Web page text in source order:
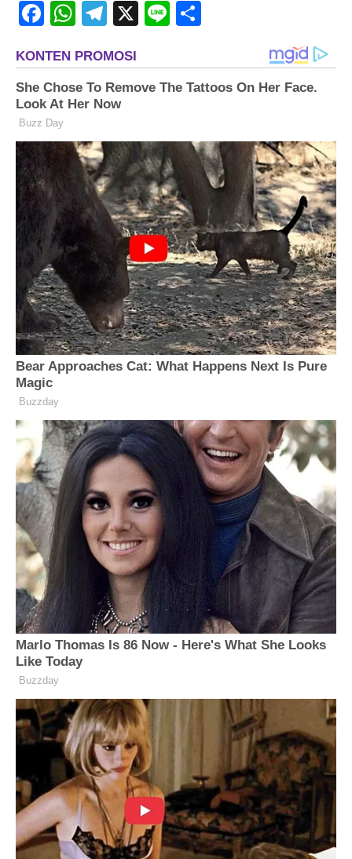
FacebookWhatsAppTelegram
X Line